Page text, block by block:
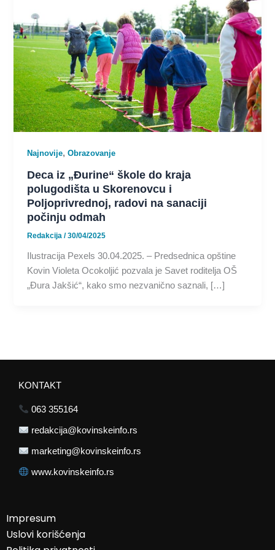
Najnovije,Obrazovanje
Deca iz „Đurine“ škole do kraja
polugodišta u Skorenovcu i
Poljoprivrednoj, radovi na sanaciji
počinju odmah
Redakcija/30/04/2025
Ilustracija Pexels 30.04.2025. – Predsednica opštine
Kovin Violeta Ocokoljić pozvala je Savet roditelja OŠ
„Đura Jakšić“, kako smo nezvanično saznali, […]
KONTAKT
063 355164
redakcija@kovinskeinfo.rs
marketing@kovinskeinfo.rs
www.kovinskeinfo.rs
Impresum
Uslovi korišćenja